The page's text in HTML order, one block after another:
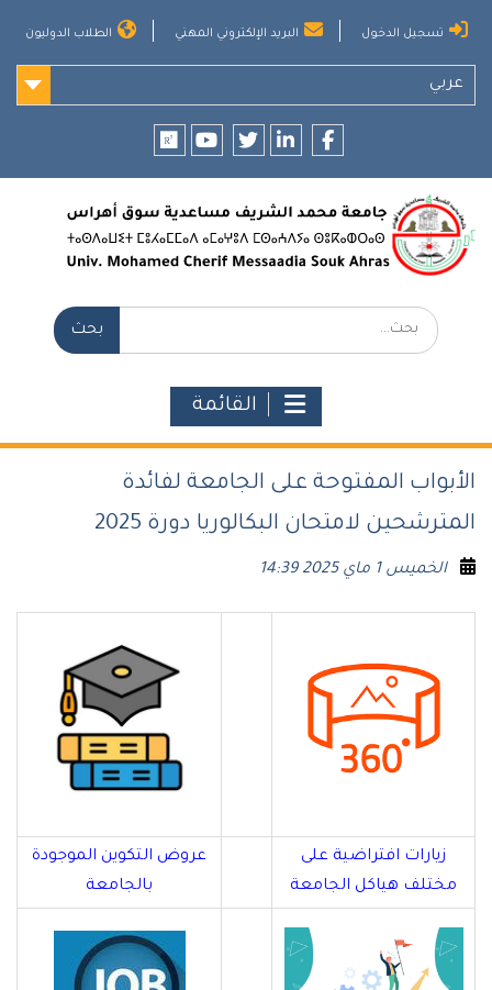
تسجيل الدخول البريد الإلكتروني المهني الطلاب الدوليون
عربي
بحث:
القائمة
الأبواب المفتوحة على الجامعة لفائدة
المترشحين لامتحان البكالوريا دورة 2025
الخميس 1 ماي 2025 14:39
زيارات افتراضية على
مختلف هياكل الجامعة
عروض التكوين الموجودة
بالجامعة